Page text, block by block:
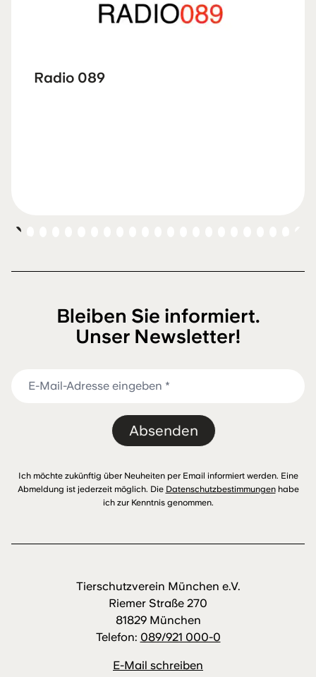
Radio 089
Tierschutzverein München e.V.
Riemer Straße 270
81829 München
Telefon: 089/921 000-0
E-Mail schreiben
Bleiben Sie informiert.
Unser Newsletter!
Absenden
Ich möchte zukünftig über Neuheiten per Email informiert werden. Eine
Abmeldung ist jederzeit möglich. Die Datenschutzbestimmungenhabe
ich zur Kenntnis genommen.